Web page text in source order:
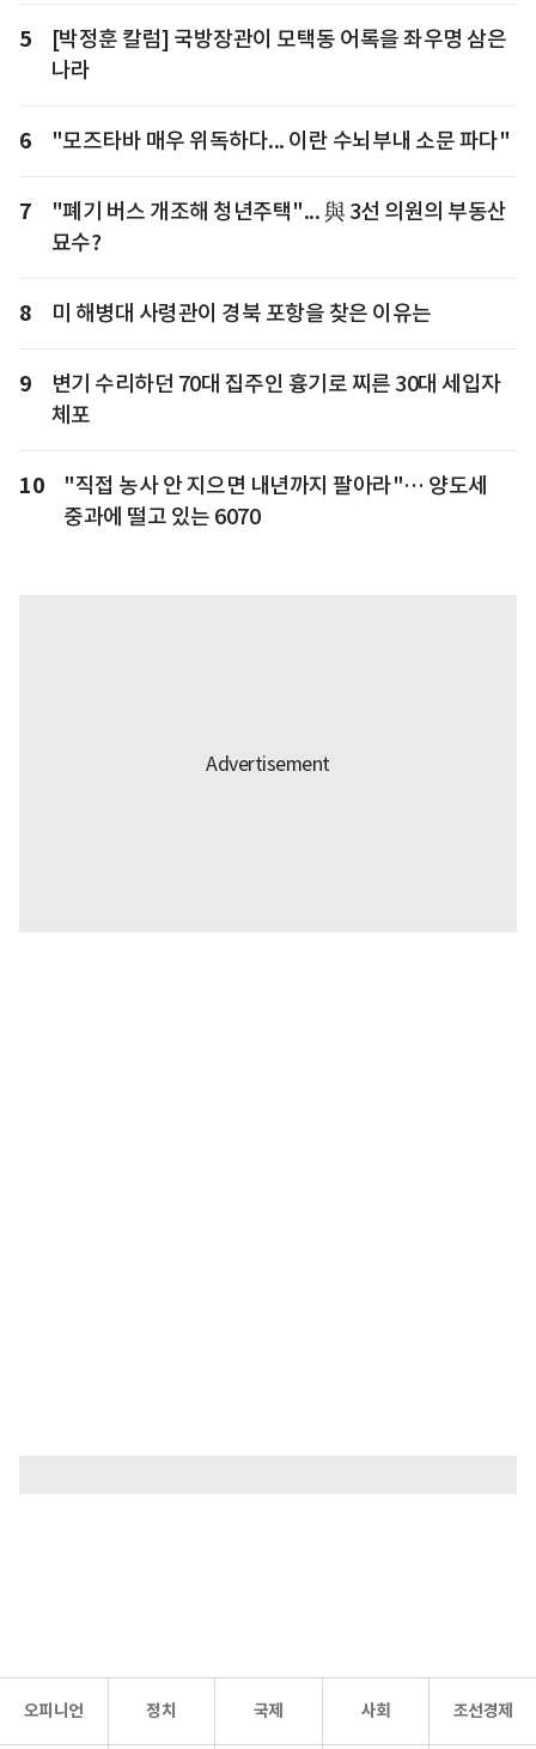
5
[박정훈 칼럼] 국방장관이 모택동 어록을 좌우명 삼은
나라
6 "모즈타바 매우 위독하다... 이란 수뇌부내 소문 파다"
7
"폐기 버스 개조해 청년주택"... 與 3선 의원의 부동산
묘수?
8 미 해병대 사령관이 경북 포항을 찾은 이유는
9
변기 수리하던 70대 집주인 흉기로 찌른 30대 세입자
체포
10
"직접 농사 안 지으면 내년까지 팔아라"… 양도세
중과에 떨고 있는 6070
오피니언 정치 국제 사회 조선경제